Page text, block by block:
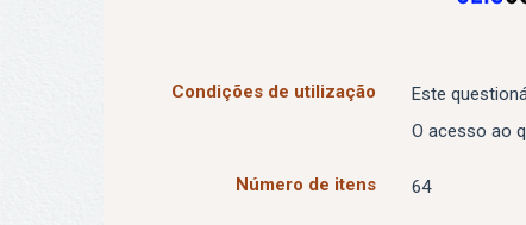
Condições de utilização
Este
O acesso ao
Número de itens 64